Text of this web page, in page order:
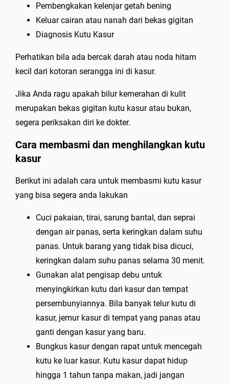
Pembengkakan kelenjar getah bening
Keluar cairan atau nanah dari bekas gigitan
Diagnosis Kutu Kasur
Perhatikan bila ada bercak darah atau noda hitam
kecil dari kotoran serangga ini di kasur.
Jika Anda ragu apakah bilur kemerahan di kulit
merupakan bekas gigitan kutu kasur atau bukan,
segera periksakan diri ke dokter.
Cara membasmi dan menghilangkan kutu
kasur
Berikut ini adalah cara untuk membasmi kutu kasur
yang bisa segera anda lakukan
Cuci pakaian, tirai, sarung bantal, dan seprai
dengan air panas, serta keringkan dalam suhu
panas. Untuk barang yang tidak bisa dicuci,
keringkan dalam suhu panas selama 30 menit.
Gunakan alat pengisap debu untuk
menyingkirkan kutu dari kasur dan tempat
persembunyiannya. Bila banyak telur kutu di
kasur, jemur kasur di tempat yang panas atau
ganti dengan kasur yang baru.
Bungkus kasur dengan rapat untuk mencegah
kutu ke luar kasur. Kutu kasur dapat hidup
hingga 1 tahun tanpa makan, jadi jangan